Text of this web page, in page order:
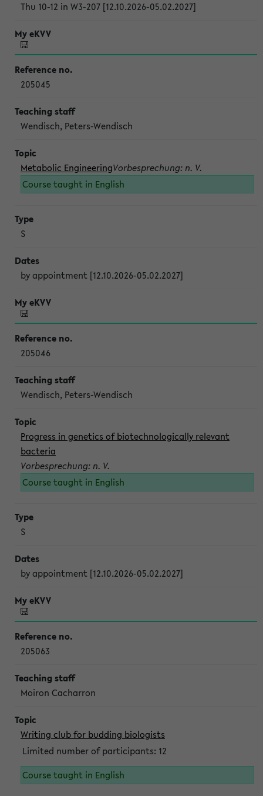
Thu 10-12 in W3-207 [12.10.2026-05.02.2027]
205045
Wendisch, Peters-Wendisch
Metabolic EngineeringVorbesprechung: n. V.
Course taught in English
S
by appointment [12.10.2026-05.02.2027]
205046
Wendisch, Peters-Wendisch
Progress in genetics of biotechnologically relevant
bacteria
Vorbesprechung: n. V.
Course taught in English
S
by appointment [12.10.2026-05.02.2027]
205063
Moiron Cacharron
Writing club for budding biologists
Limited number of participants: 12
Course taught in English